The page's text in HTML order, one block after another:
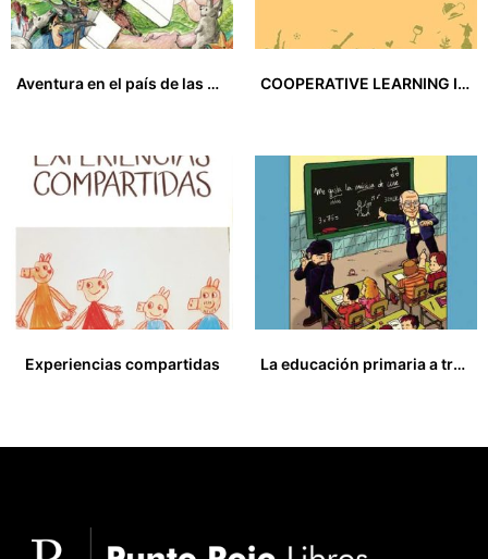
Aventura en el país de las preposiciones
COOPERATIVE LEARNING IN CHINA’S EFL AND ESL SETTINGS
Experiencias compartidas
La educación primaria a través de la música de cine